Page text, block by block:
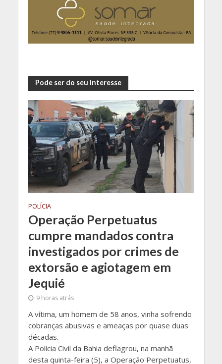
Pode ser do seu interesse
POLÍCIA
Operação Perpetuatus
cumpre mandados contra
investigados por crimes de
extorsão e agiotagem em
Jequié
9 horas atrás
A vítima, um homem de 58 anos, vinha sofrendo
cobranças abusivas e ameaças por quase duas
décadas.
A Polícia Civil da Bahia deflagrou, na manhã
desta quinta-feira (5), a Operação Perpetuatus,